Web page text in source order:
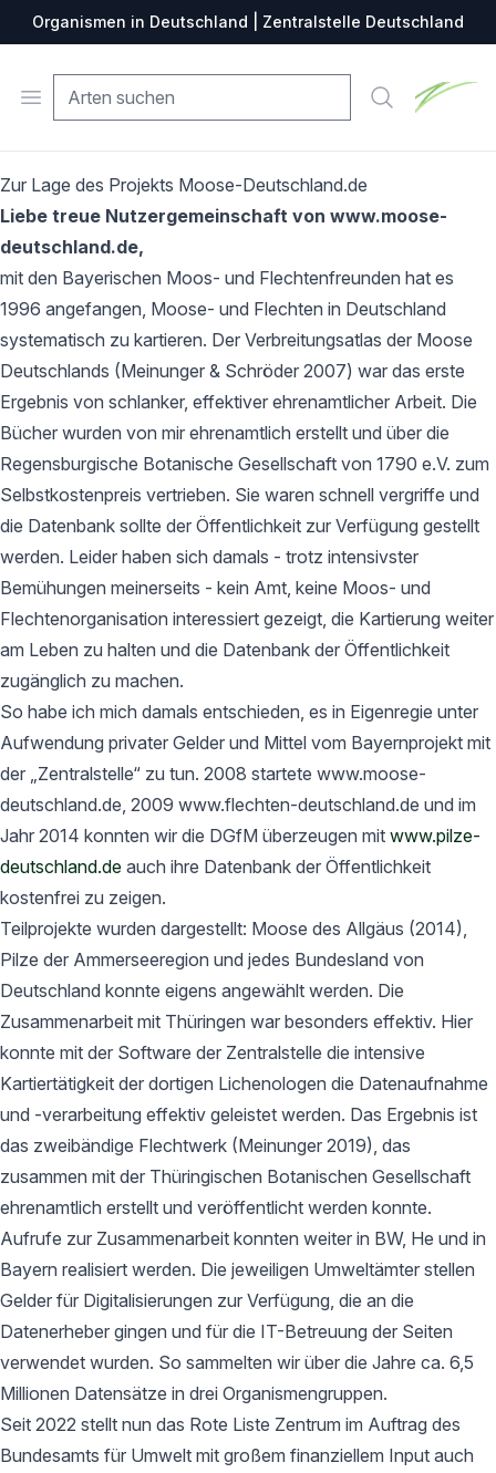
Organismen in Deutschland | Zentralstelle Deutschland
Open menu Suche
Zur Lage des Projekts Moose-Deutschland.de
Liebe treue Nutzergemeinschaft von www.moose-
deutschland.de,
mit den Bayerischen Moos- und Flechtenfreunden hat es
1996 angefangen, Moose- und Flechten in Deutschland
systematisch zu kartieren. Der Verbreitungsatlas der Moose
Deutschlands (Meinunger & Schröder 2007) war das erste
Ergebnis von schlanker, effektiver ehrenamtlicher Arbeit. Die
Bücher wurden von mir ehrenamtlich erstellt und über die
Regensburgische Botanische Gesellschaft von 1790 e.V. zum
Selbstkostenpreis vertrieben. Sie waren schnell vergriffe und
die Datenbank sollte der Öffentlichkeit zur Verfügung gestellt
werden. Leider haben sich damals - trotz intensivster
Bemühungen meinerseits - kein Amt, keine Moos- und
Flechtenorganisation interessiert gezeigt, die Kartierung weiter
am Leben zu halten und die Datenbank der Öffentlichkeit
zugänglich zu machen.
So habe ich mich damals entschieden, es in Eigenregie unter
Aufwendung privater Gelder und Mittel vom Bayernprojekt mit
der „Zentralstelle“ zu tun. 2008 startete www.moose-
deutschland.de, 2009 www.flechten-deutschland.de und im
Jahr 2014 konnten wir die DGfM überzeugen mit www.pilze-
deutschland.de auch ihre Datenbank der Öffentlichkeit
kostenfrei zu zeigen.
Teilprojekte wurden dargestellt: Moose des Allgäus (2014),
Pilze der Ammerseeregion und jedes Bundesland von
Deutschland konnte eigens angewählt werden. Die
Zusammenarbeit mit Thüringen war besonders effektiv. Hier
konnte mit der Software der Zentralstelle die intensive
Kartiertätigkeit der dortigen Lichenologen die Datenaufnahme
und -verarbeitung effektiv geleistet werden. Das Ergebnis ist
das zweibändige Flechtwerk (Meinunger 2019), das
zusammen mit der Thüringischen Botanischen Gesellschaft
ehrenamtlich erstellt und veröffentlicht werden konnte.
Aufrufe zur Zusammenarbeit konnten weiter in BW, He und in
Bayern realisiert werden. Die jeweiligen Umweltämter stellen
Gelder für Digitalisierungen zur Verfügung, die an die
Datenerheber gingen und für die IT-Betreuung der Seiten
verwendet wurden. So sammelten wir über die Jahre ca. 6,5
Millionen Datensätze in drei Organismengruppen.
Seit 2022 stellt nun das Rote Liste Zentrum im Auftrag des
Bundesamts für Umwelt mit großem finanziellem Input auch